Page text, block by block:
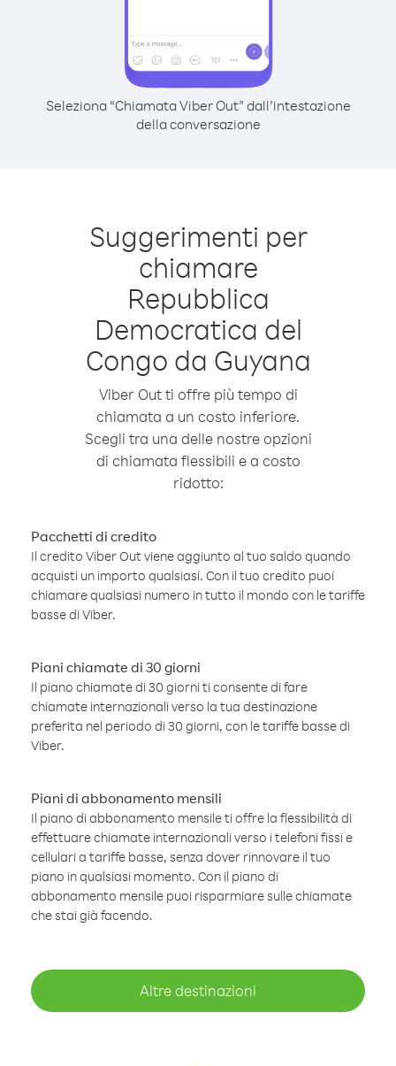
Seleziona “Chiamata Viber Out” dall’intestazione
della conversazione
Suggerimenti per
chiamare
Repubblica
Democratica del
Congo da Guyana
Viber Out ti offre più tempo di
chiamata a un costo inferiore.
Scegli tra una delle nostre opzioni
di chiamata flessibili e a costo
ridotto:
Pacchetti di credito
Il credito Viber Out viene aggiunto al tuo saldo quando
acquisti un importo qualsiasi. Con il tuo credito puoi
chiamare qualsiasi numero in tutto il mondo con le tariffe
basse di Viber.
Piani chiamate di 30 giorni
Il piano chiamate di 30 giorni ti consente di fare
chiamate internazionali verso la tua destinazione
preferita nel periodo di 30 giorni, con le tariffe basse di
Viber.
Piani di abbonamento mensili
Il piano di abbonamento mensile ti offre la flessibilità di
effettuare chiamate internazionali verso i telefoni fissi e
cellulari a tariffe basse, senza dover rinnovare il tuo
piano in qualsiasi momento. Con il piano di
abbonamento mensile puoi risparmiare sulle chiamate
che stai già facendo.
Altre destinazioni